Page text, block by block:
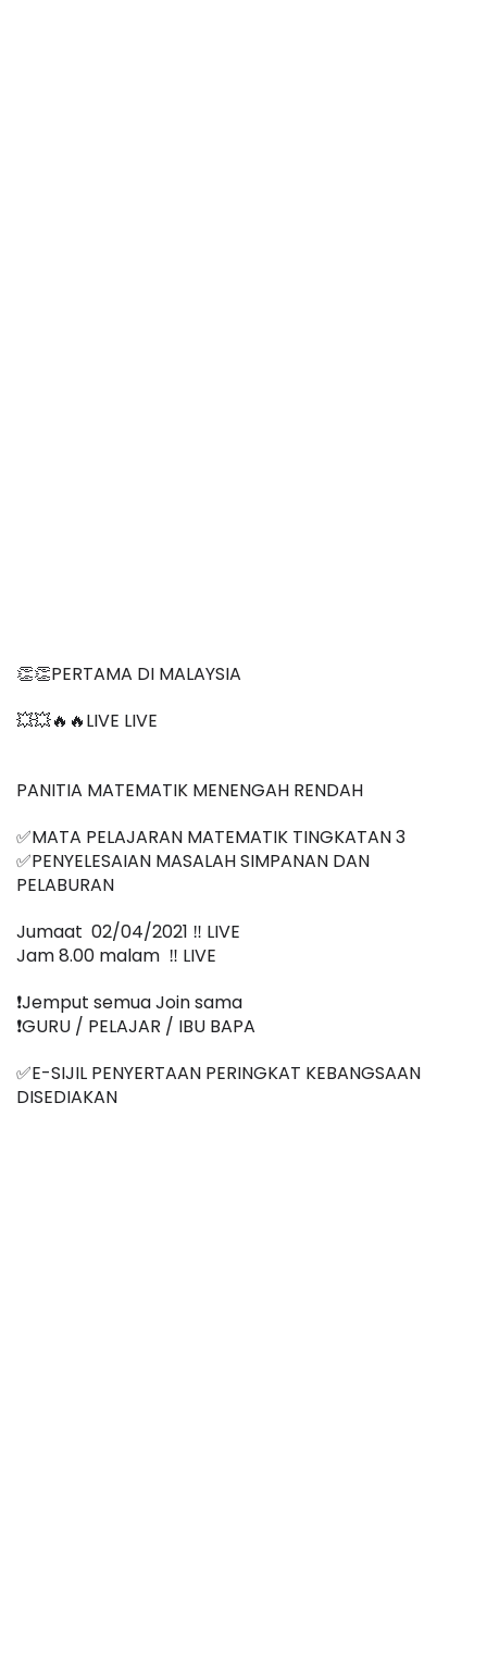
👏👏PERTAMA DI MALAYSIA
💥💥🔥🔥LIVE LIVE
PANITIA MATEMATIK MENENGAH RENDAH
✅MATA PELAJARAN MATEMATIK TINGKATAN 3
✅PENYELESAIAN MASALAH SIMPANAN DAN
PELABURAN
Jumaat  02/04/2021 ‼️ LIVE
Jam 8.00 malam  ‼️ LIVE
❗️Jemput semua Join sama
❗️GURU / PELAJAR / IBU BAPA
✅E-SIJIL PENYERTAAN PERINGKAT KEBANGSAAN
DISEDIAKAN